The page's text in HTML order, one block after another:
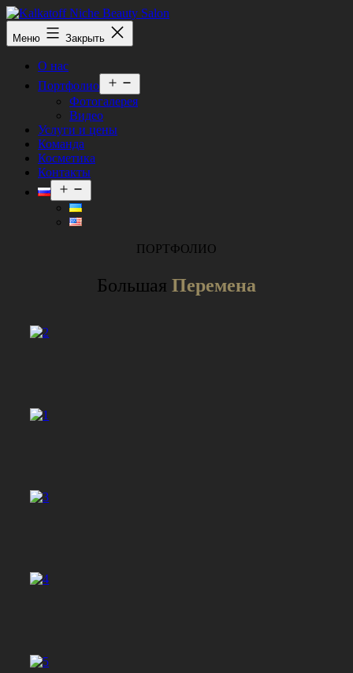
Перейти
к
содержимому
Kalkatoff
Niche
Salon
Меню Закрыть
О нас
Портфолио
меню
Фотогалерея
Видео
Услуги и цены
Команда
Косметика
Контакты
меню
ПОРТФОЛИО
Большая Перемена